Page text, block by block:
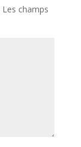
Les champs